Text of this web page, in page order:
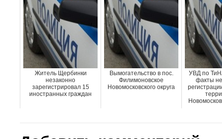
Житель Щербинки
незаконно
зарегистрировал 15
иностранных граждан
Вымогательство в пос.
Филимоновское
Новомосковского округа
УВД по
факты